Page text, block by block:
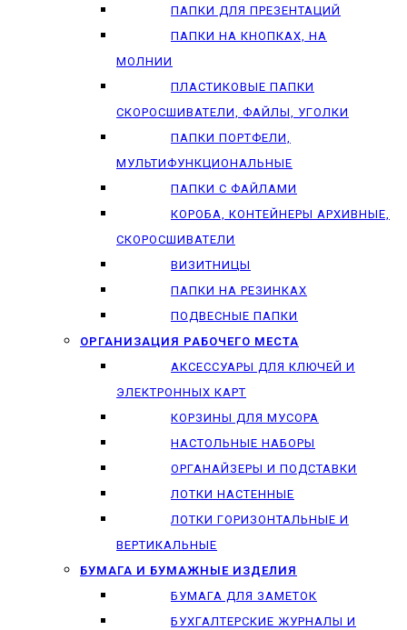
ПАПКИ ДЛЯ ПРЕЗЕНТАЦИЙ
ПАПКИ НА КНОПКАХ, НА
МОЛНИИ
ПЛАСТИКОВЫЕ ПАПКИ
СКОРОСШИВАТЕЛИ, ФАЙЛЫ, УГОЛКИ
ПАПКИ ПОРТФЕЛИ,
МУЛЬТИФУНКЦИОНАЛЬНЫЕ
ПАПКИ С ФАЙЛАМИ
КОРОБА, КОНТЕЙНЕРЫ АРХИВНЫЕ,
СКОРОСШИВАТЕЛИ
ВИЗИТНИЦЫ
ПАПКИ НА РЕЗИНКАХ
ПОДВЕСНЫЕ ПАПКИ
ОРГАНИЗАЦИЯ РАБОЧЕГО МЕСТА
АКСЕССУАРЫ ДЛЯ КЛЮЧЕЙ И
ЭЛЕКТРОННЫХ КАРТ
КОРЗИНЫ ДЛЯ МУСОРА
НАСТОЛЬНЫЕ НАБОРЫ
ОРГАНАЙЗЕРЫ И ПОДСТАВКИ
ЛОТКИ НАСТЕННЫЕ
ЛОТКИ ГОРИЗОНТАЛЬНЫЕ И
ВЕРТИКАЛЬНЫЕ
БУМАГА И БУМАЖНЫЕ ИЗДЕЛИЯ
БУМАГА ДЛЯ ЗАМЕТОК
БУХГАЛТЕРСКИЕ ЖУРНАЛЫ И